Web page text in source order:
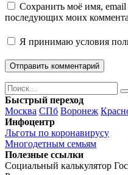
Сохранить моё имя, email
последующих моих
Я принимаю условия
Поиск
Быстрый переход
Москва СПб Воронеж
Инфоцентр
Льготы по коронавирусу
Многодетным семьям
Полезные ссылки
Социальный калькулятор